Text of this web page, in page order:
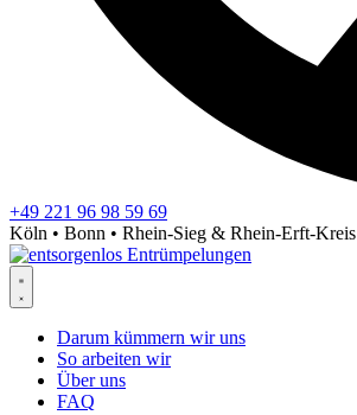
+49 221 96 98 59 69
Köln • Bonn • Rhein-Sieg & Rhein-Erft-Kreis
Darum kümmern wir uns
So arbeiten wir
Über uns
FAQ